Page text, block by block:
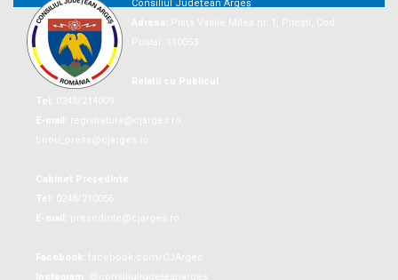
Consiliul Județean Argeș